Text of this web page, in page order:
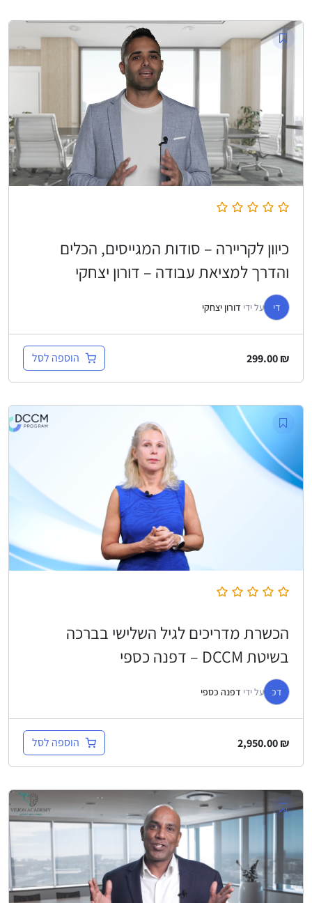
כיוון לקריירה – סודות המגייסים, הכלים
והדרך למציאת עבודה – דורון יצחקי
די על ידי דורון יצחקי
299.00₪ הוספה לסל
הכשרת מדריכים לגיל השלישי בברכה
בשיטת DCCM – דפנה כספי
דכ על ידי דפנה כספי
2,950.00₪ הוספה לסל